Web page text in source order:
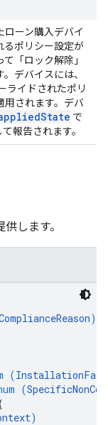
ローン購入デバイ
るポリシー設定が
「ロック解除」
デバイスには、
ライドされたポリ
用されます。デバ
State で
て報告されます。
します。
)
(
(
)